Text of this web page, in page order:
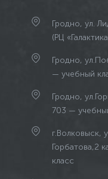
Гродно, ул.
(РЦ
Гродно,
— учебный
Гродно,
703 —
г.Волковыск,
Горбатова,2
класс